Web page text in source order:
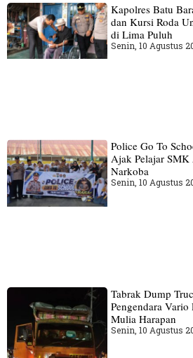
Kapolres Batu
dan Kursi Roda
di Lima Puluh
Senin, 10 Agustus
Police Go To
Ajak Pelajar
Narkoba
Senin, 10 Agustus
Tabrak Dump
Pengendara
Mulia Harapan
Senin, 10 Agustus